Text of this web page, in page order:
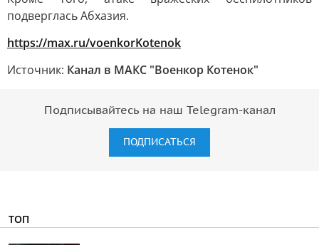
подверглась Абхазия.
https://max.ru/voenkorKotenok
Источник: Канал в МАКС "Военкор Котенок"
Подписывайтесь на наш Telegram-канал
ПОДПИСАТЬСЯ
ТОП